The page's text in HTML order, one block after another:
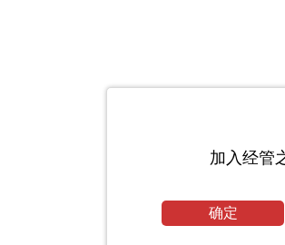
加入经管
确定